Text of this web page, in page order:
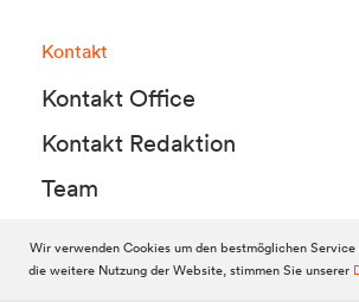
Kontakt
Kontakt Office
Kontakt Redaktion
Team
© 2010-2026 Dolomitenstadt.at
Wir verwenden Cookies um den bestmöglichen
die weitere Nutzung der Website, stimmen Sie unserer